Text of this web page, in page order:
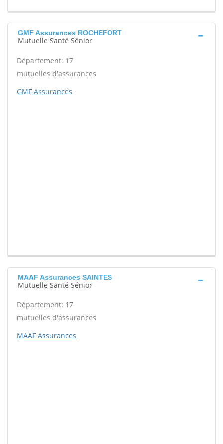
GMF Assurances ROCHEFORT
Mutuelle Santé Sénior
Département: 17
mutuelles d'assurances
GMF Assurances
MAAF Assurances SAINTES
Mutuelle Santé Sénior
Département: 17
mutuelles d'assurances
MAAF Assurances